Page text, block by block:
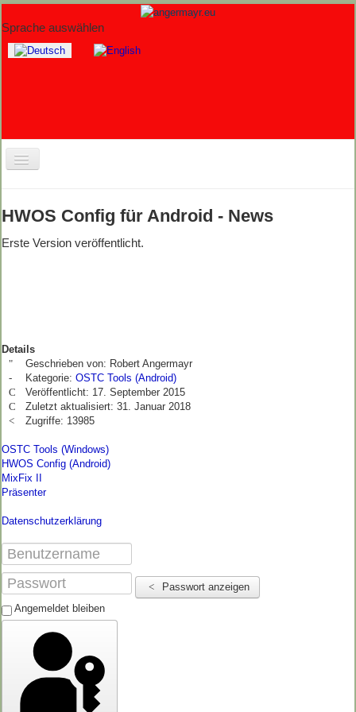
Sprache auswählen
Fotos
Impressum
HWOS Config für Android - News
Erste Version veröffentlicht.
Details
Geschrieben von: Robert Angermayr
Kategorie:OSTC Tools (Android)
Veröffentlicht: 17. September 2015
Zuletzt aktualisiert: 31. Januar 2018
Zugriffe: 13985
OSTC Tools (Windows)
HWOS Config (Android)
MixFix II
Präsenter
Datenschutzerklärung
Passwort anzeigen
Angemeldet bleiben